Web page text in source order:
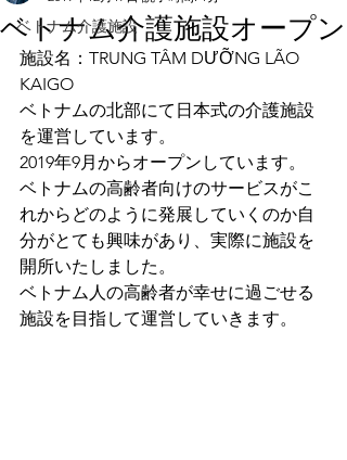
ベトナム介護施設
ベトナム介護施設オープン
施設名：TRUNG TÂM DƯỠNG LÃO
KAIGO
ベトナムの北部にて日本式の介護施設
を運営しています。
2019年9月からオープンしています。
ベトナムの高齢者向けのサービスがこ
れからどのように発展していくのか自
分がとても興味があり、実際に施設を
開所いたしました。
ベトナム人の高齢者が幸せに過ごせる
施設を目指して運営していきます。